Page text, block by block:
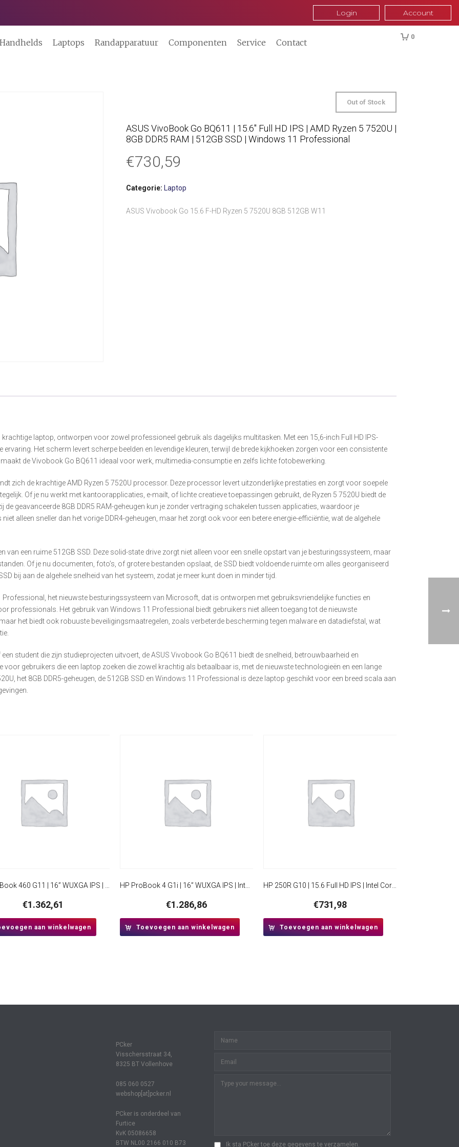
Login Account
Handhelds Laptops Randapparatuur Componenten Service Contact
0
Out of Stock
ASUS VivoBook Go BQ611 | 15.6″ Full HD IPS | AMD Ryzen 5 7520U |
8GB DDR5 RAM | 512GB SSD | Windows 11 Professional
€730,59
Categorie: Laptop
ASUS Vivobook Go 15.6 F-HD Ryzen 5 7520U 8GB 512GB W11
laptop, ontworpen voor zowel professioneel gebruik als dagelijks multitasken. Met een 15,6-inch Full HD IPS-
Het scherm levert scherpe beelden en levendige kleuren, terwijl de brede kijkhoeken zorgen voor een consistente
de Vivobook Go BQ611 ideaal voor werk, multimedia-consumptie en zelfs lichte fotobewerking.
zich de krachtige AMD Ryzen 5 7520U processor. Deze processor levert uitzonderlijke prestaties en zorgt voor soepele
Of je nu werkt met kantoorapplicaties, e-mailt, of lichte creatieve toepassingen gebruikt, de Ryzen 5 7520U biedt de
de geavanceerde 8GB DDR5 RAM-geheugen kun je zonder vertraging schakelen tussen applicaties, waardoor je
alleen sneller dan het vorige DDR4-geheugen, maar het zorgt ook voor een betere energie-efficiëntie, wat de algehele
een ruime 512GB SSD. Deze solid-state drive zorgt niet alleen voor een snelle opstart van je besturingssysteem, maar
Of je nu documenten, foto’s, of grotere bestanden opslaat, de SSD biedt voldoende ruimte om alles georganiseerd
bij aan de algehele snelheid van het systeem, zodat je meer kunt doen in minder tijd.
het nieuwste besturingssysteem van Microsoft, dat is ontworpen met gebruiksvriendelijke functies en
professionals. Het gebruik van Windows 11 Professional biedt gebruikers niet alleen toegang tot de nieuwste
het biedt ook robuuste beveiligingsmaatregelen, zoals verbeterde bescherming tegen malware en datadiefstal, wat
student die zijn studieprojecten uitvoert, de ASUS Vivobook Go BQ611 biedt de snelheid, betrouwbaarheid en
voor gebruikers die een laptop zoeken die zowel krachtig als betaalbaar is, met de nieuwste technologieën en een lange
het 8GB DDR5-geheugen, de 512GB SSD en Windows 11 Professional is deze laptop geschikt voor een breed scala aan
HP ProBook 460 G11 | 16” WUXGA IPS | Intel Core Ultra 5 125U | 16GB DDR5 | 512GB SSD | W11 Pro | Inclusief Tas
€1.362,61
aan winkelwagen
HP ProBook 4 G1i | 16” WUXGA IPS | Intel Core Ultra 7 255U | 16GB DDR5 | 512GB SSD | W11 Professional
€1.286,86
Toevoegen aan winkelwagen
HP 250R G10 | 15.6 Full HD IPS | Intel Core 5 120U | 16GB RAM | 512GB SSD | W11 Pro
€731,98
Toevoegen aan winkelwagen
PCker
Visschersstraat 34,
8325 BT Vollenhove
085 060 0527
webshop[at]pcker.nl
PCker is onderdeel van
Furtice
KvK 05086658
BTW NL00 2166 010 B73
Ik sta PCker toe deze gegevens te verzamelen.